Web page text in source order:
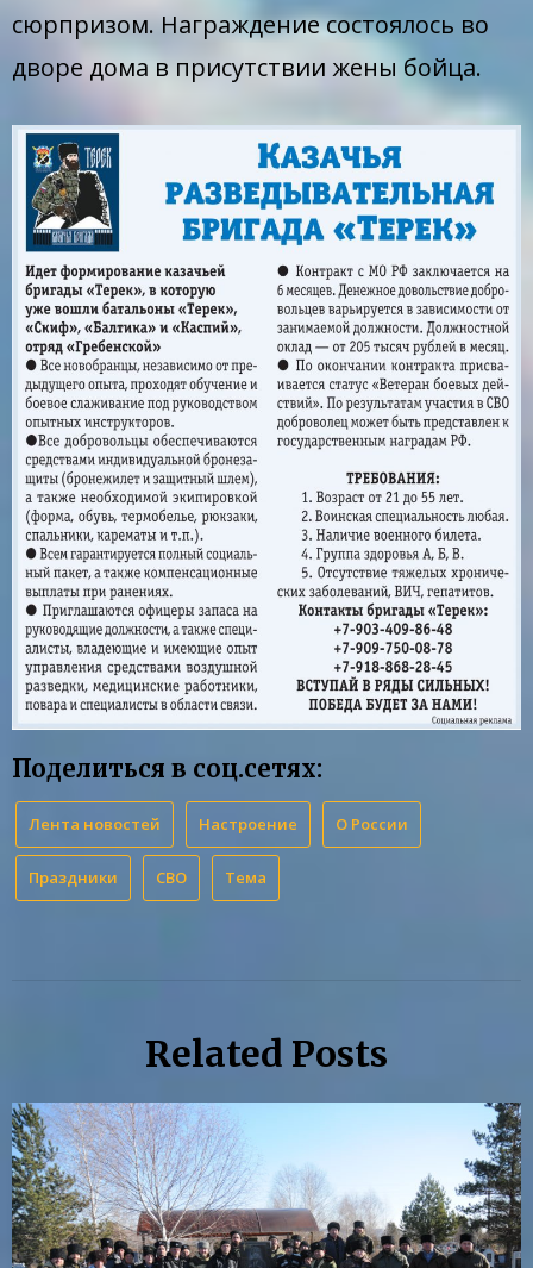
сюрпризом. Награждение состоялось во
дворе дома в присутствии жены бойца.
Поделиться в соц.сетях:
Лента новостей Настроение О России
Праздники СВО Тема
Related Posts